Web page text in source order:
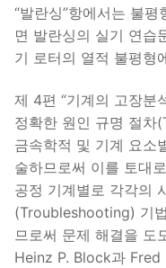
“발란싱”항에서는 불평
면 발란싱의 실기 연습
기 로터의 열적 불평형
제 4편 “기계의 고장분
정확한 원인 규명 절
금속학적 및 기계 요소
술하므로써 이를 토대
공정 기계별로 각각의
(Troubleshooting) 기
므로써 문제 해결을 도
Heinz P. Block과